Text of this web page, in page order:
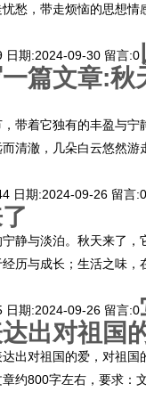
愁，带走烦恼的思想情
日期:2024-09-30 留言:0
篇文章:秋
带着它独有的丰盈与宁
清澈，几朵白云悠然游
日期:2024-09-26 留言:0
静与淡泊。秋天来了，
历与成长；生活之味，
日期:2024-09-26 留言:0
出对祖国
出对祖国的爱，对祖国
约800字左右，要求：